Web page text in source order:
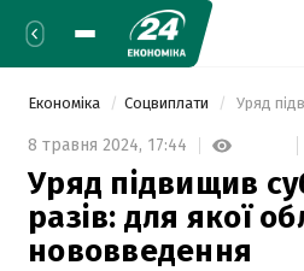
Економіка Соцвиплати
8 травня 2024, 17:44
Уряд підвищив
разів: для якої
нововведення